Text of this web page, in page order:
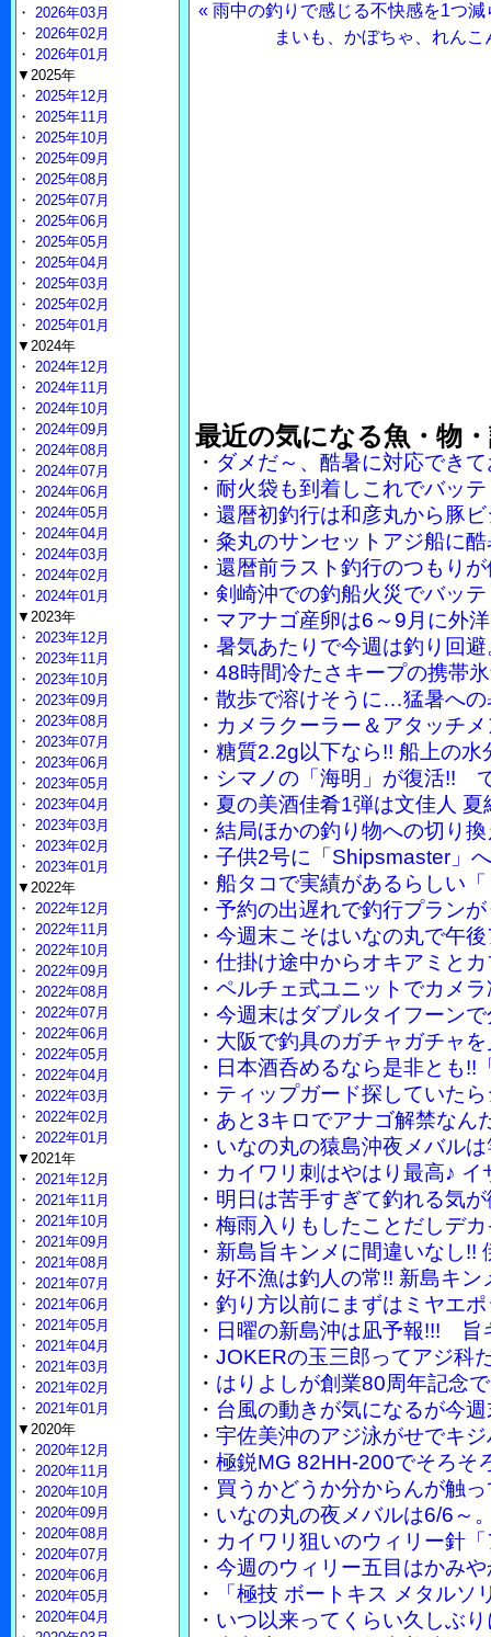
« 雨中の釣りで感じる不快感を1つ
まいも、かぼちゃ、れん
最近の気になる魚・物
・ ダメだ～、酷暑に対応でき
・ 耐火袋も到着しこれでバッ
・ 還暦初釣行は和彦丸から豚
・ 粂丸のサンセットアジ船に
・ 還暦前ラスト釣行のつもり
・ 剣崎沖での釣船火災でバッ
・ マアナゴ産卵は6～9月に外
・ 暑気あたりで今週は釣り回
・ 48時間冷たさキープの携帯
・ 散歩で溶けそうに…猛暑へ
・ カメラクーラー＆アタッチ
・ 糖質2.2g以下なら!! 船上の
・ シマノの「海明」が復活!!
・ 夏の美酒佳肴1弾は文佳人
・ 結局ほかの釣り物への切り
・ 子供2号に「Shipsmaster」
・ 船タコで実績があるらしい
・ 予約の出遅れで釣行プラン
・ 今週末こそはいなの丸で午
・ 仕掛け途中からオキアミと
・ ペルチェ式ユニットでカメ
・ 今週末はダブルタイフーン
・ 大阪で釣具のガチャガチャ
・ 日本酒呑めるなら是非とも!!
・ ティップガード探していた
・ あと3キロでアナゴ解禁なん
・ いなの丸の猿島沖夜メバル
・ カイワリ刺はやはり最高♪
・ 明日は苦手すぎて釣れる気
・ 梅雨入りもしたことだしデ
・ 新島旨キンメに間違いなし!!
・ 好不漁は釣人の常!! 新島キ
・ 釣り方以前にまずはミヤエ
・ 日曜の新島沖は凪予報!!! 旨
・ JOKERの玉三郎ってアジ科
・ はりよしが創業80周年記念
・ 台風の動きが気になるが今
・ 宇佐美沖のアジ泳がせでキ
・ 極鋭MG 82HH-200でそろそ
・ 買うかどうか分からんが触
・ いなの丸の夜メバルは6/6～
・ カイワリ狙いのウィリー針
・ 今週のウィリー五目はかみ
・
「極技 ボートキス メタル
・ いつ以来ってくらい久しぶ
・ 2026年03月
・ 2026年02月
・ 2026年01月
▼2025年
・ 2025年12月
・ 2025年11月
・ 2025年10月
・ 2025年09月
・ 2025年08月
・ 2025年07月
・ 2025年06月
・ 2025年05月
・ 2025年04月
・ 2025年03月
・ 2025年02月
・ 2025年01月
▼2024年
・ 2024年12月
・ 2024年11月
・ 2024年10月
・ 2024年09月
・ 2024年08月
・ 2024年07月
・ 2024年06月
・ 2024年05月
・ 2024年04月
・ 2024年03月
・ 2024年02月
・ 2024年01月
▼2023年
・ 2023年12月
・ 2023年11月
・ 2023年10月
・ 2023年09月
・ 2023年08月
・ 2023年07月
・ 2023年06月
・ 2023年05月
・ 2023年04月
・ 2023年03月
・ 2023年02月
・ 2023年01月
▼2022年
・ 2022年12月
・ 2022年11月
・ 2022年10月
・ 2022年09月
・ 2022年08月
・ 2022年07月
・ 2022年06月
・ 2022年05月
・ 2022年04月
・ 2022年03月
・ 2022年02月
・ 2022年01月
▼2021年
・ 2021年12月
・ 2021年11月
・ 2021年10月
・ 2021年09月
・ 2021年08月
・ 2021年07月
・ 2021年06月
・ 2021年05月
・ 2021年04月
・ 2021年03月
・ 2021年02月
・ 2021年01月
▼2020年
・ 2020年12月
・ 2020年11月
・ 2020年10月
・ 2020年09月
・ 2020年08月
・ 2020年07月
・ 2020年06月
・ 2020年05月
・ 2020年04月